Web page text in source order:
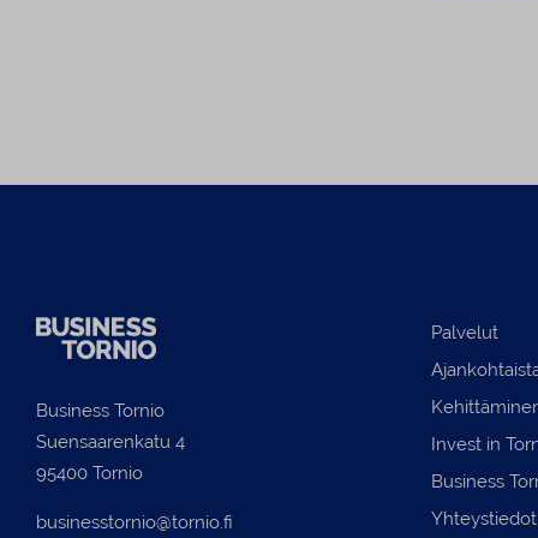
Business Tornio
Suensaarenkatu 4
95400 Tornio
businesstornio@tornio.fi
Palvelut
Invest in
Business
Yhteystiedot